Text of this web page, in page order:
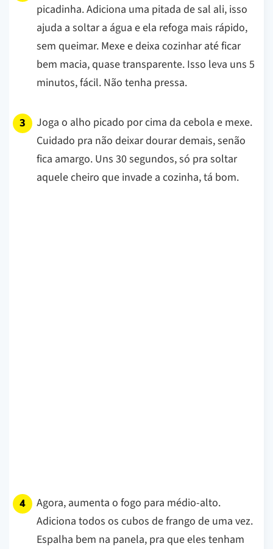
picadinha. Adiciona uma pitada de sal ali, isso
ajuda a soltar a água e ela refoga mais rápido,
sem queimar. Mexe e deixa cozinhar até ficar
bem macia, quase transparente. Isso leva uns 5
minutos, fácil. Não tenha pressa.
Joga o alho picado por cima da cebola e mexe.
Cuidado pra não deixar dourar demais, senão
fica amargo. Uns 30 segundos, só pra soltar
aquele cheiro que invade a cozinha, tá bom.
Agora, aumenta o fogo para médio-alto.
Adiciona todos os cubos de frango de uma vez.
Espalha bem na panela, pra que eles tenham